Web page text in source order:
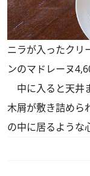
ニラが入ったクリ
ンのマドレーヌ
中に入ると天井
木屑が敷き詰めら
の中に居るような